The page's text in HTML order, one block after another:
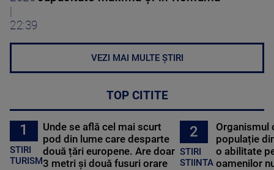
22:39
VEZI MAI MULTE ȘTIRI
TOP CITITE
1
STIRI
TURISM
Unde se află cel mai scurt
pod din lume care desparte
două țări europene. Are doar
3 metri și două fusuri orare
2
STIRI
STIINTA
Organismul
populație
o abilitate
oamenilor